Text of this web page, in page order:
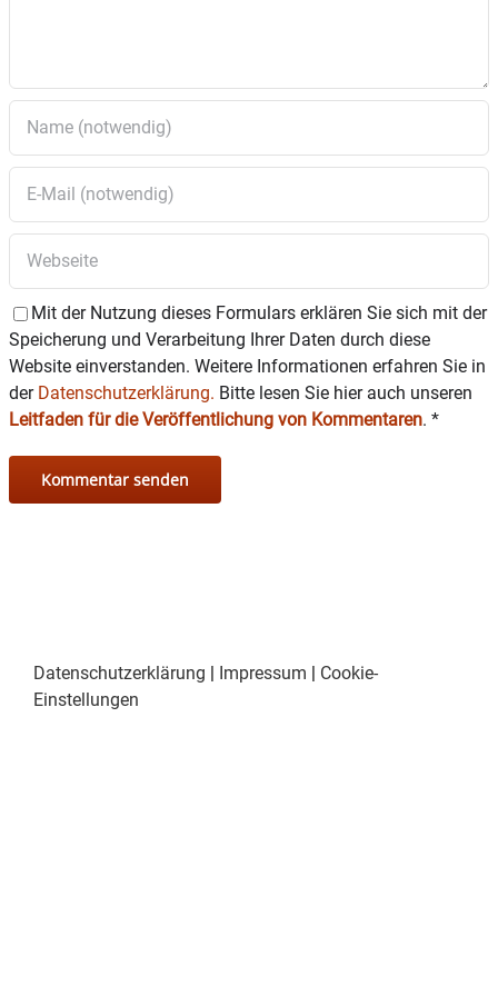
Mit der Nutzung dieses Formulars erklären Sie sich mit der
Speicherung und Verarbeitung Ihrer Daten durch diese
Website einverstanden. Weitere Informationen erfahren Sie in
der Datenschutzerklärung. Bitte lesen Sie hier auch unseren
Leitfaden für die Veröffentlichung von Kommentaren. *
Datenschutzerklärung | Impressum | Cookie-
Einstellungen